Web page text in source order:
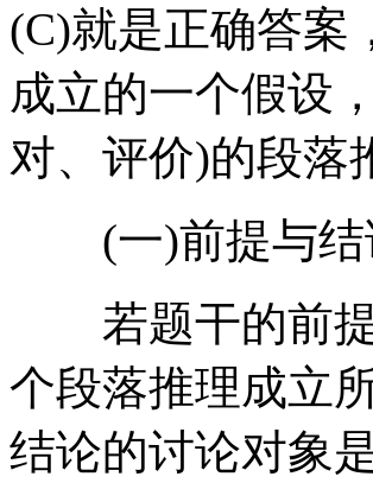
(C)就是正确答案
成立的一个假设
对、评价)的段落
(一)前提与结
若题干的前提
个段落推理成立
结论的讨论对象